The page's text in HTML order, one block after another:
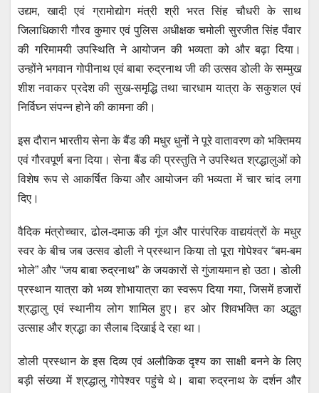
उद्यम, खादी एवं ग्रामोद्योग मंत्री श्री भरत सिंह चौधरी के साथ
जिलाधिकारी गौरव कुमार एवं पुलिस अधीक्षक चमोली सुरजीत सिंह पँवार
की गरिमामयी उपस्थिति ने आयोजन की भव्यता को और बढ़ा दिया।
उन्होंने भगवान गोपीनाथ एवं बाबा रुद्रनाथ जी की उत्सव डोली के सम्मुख
शीश नवाकर प्रदेश की सुख-समृद्धि तथा चारधाम यात्रा के सकुशल एवं
निर्विघ्न संपन्न होने की कामना की।
इस दौरान भारतीय सेना के बैंड की मधुर धुनों ने पूरे वातावरण को भक्तिमय
एवं गौरवपूर्ण बना दिया। सेना बैंड की प्रस्तुति ने उपस्थित श्रद्धालुओं को
विशेष रूप से आकर्षित किया और आयोजन की भव्यता में चार चांद लगा
दिए।
वैदिक मंत्रोच्चार, ढोल-दमाऊ की गूंज और पारंपरिक वाद्ययंत्रों के मधुर
स्वर के बीच जब उत्सव डोली ने प्रस्थान किया तो पूरा गोपेश्वर “बम-बम
भोले” और “जय बाबा रुद्रनाथ” के जयकारों से गुंजायमान हो उठा। डोली
प्रस्थान यात्रा को भव्य शोभायात्रा का स्वरूप दिया गया, जिसमें हजारों
श्रद्धालु एवं स्थानीय लोग शामिल हुए। हर ओर शिवभक्ति का अद्भुत
उत्साह और श्रद्धा का सैलाब दिखाई दे रहा था।
डोली प्रस्थान के इस दिव्य एवं अलौकिक दृश्य का साक्षी बनने के लिए
बड़ी संख्या में श्रद्धालु गोपेश्वर पहुंचे थे। बाबा रुद्रनाथ के दर्शन और